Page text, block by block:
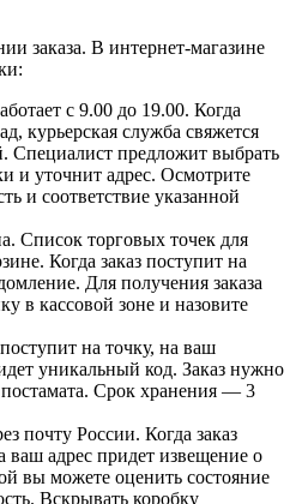
заказа. В интернет-магазине
с 9.00 до 19.00. Когда
курьерская служба свяжется
Специалист предложит выбрать
и уточнит адрес. Осмотрите
и соответствие указанной
Список торговых точек для
Когда заказ поступит на
Для получения заказа
в кассовой зоне и назовите
на точку, на ваш
уникальный код. Заказ нужно
Срок хранения — 3
почту России. Когда заказ
ваш адрес придет извещение о
вы можете оценить состояние
Вскрывать коробку